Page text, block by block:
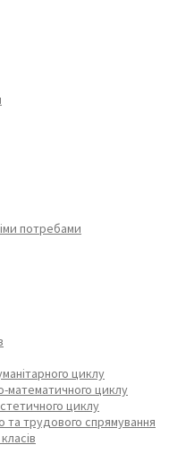
потребами
циклу
математичного циклу
циклу
та трудового спрямування